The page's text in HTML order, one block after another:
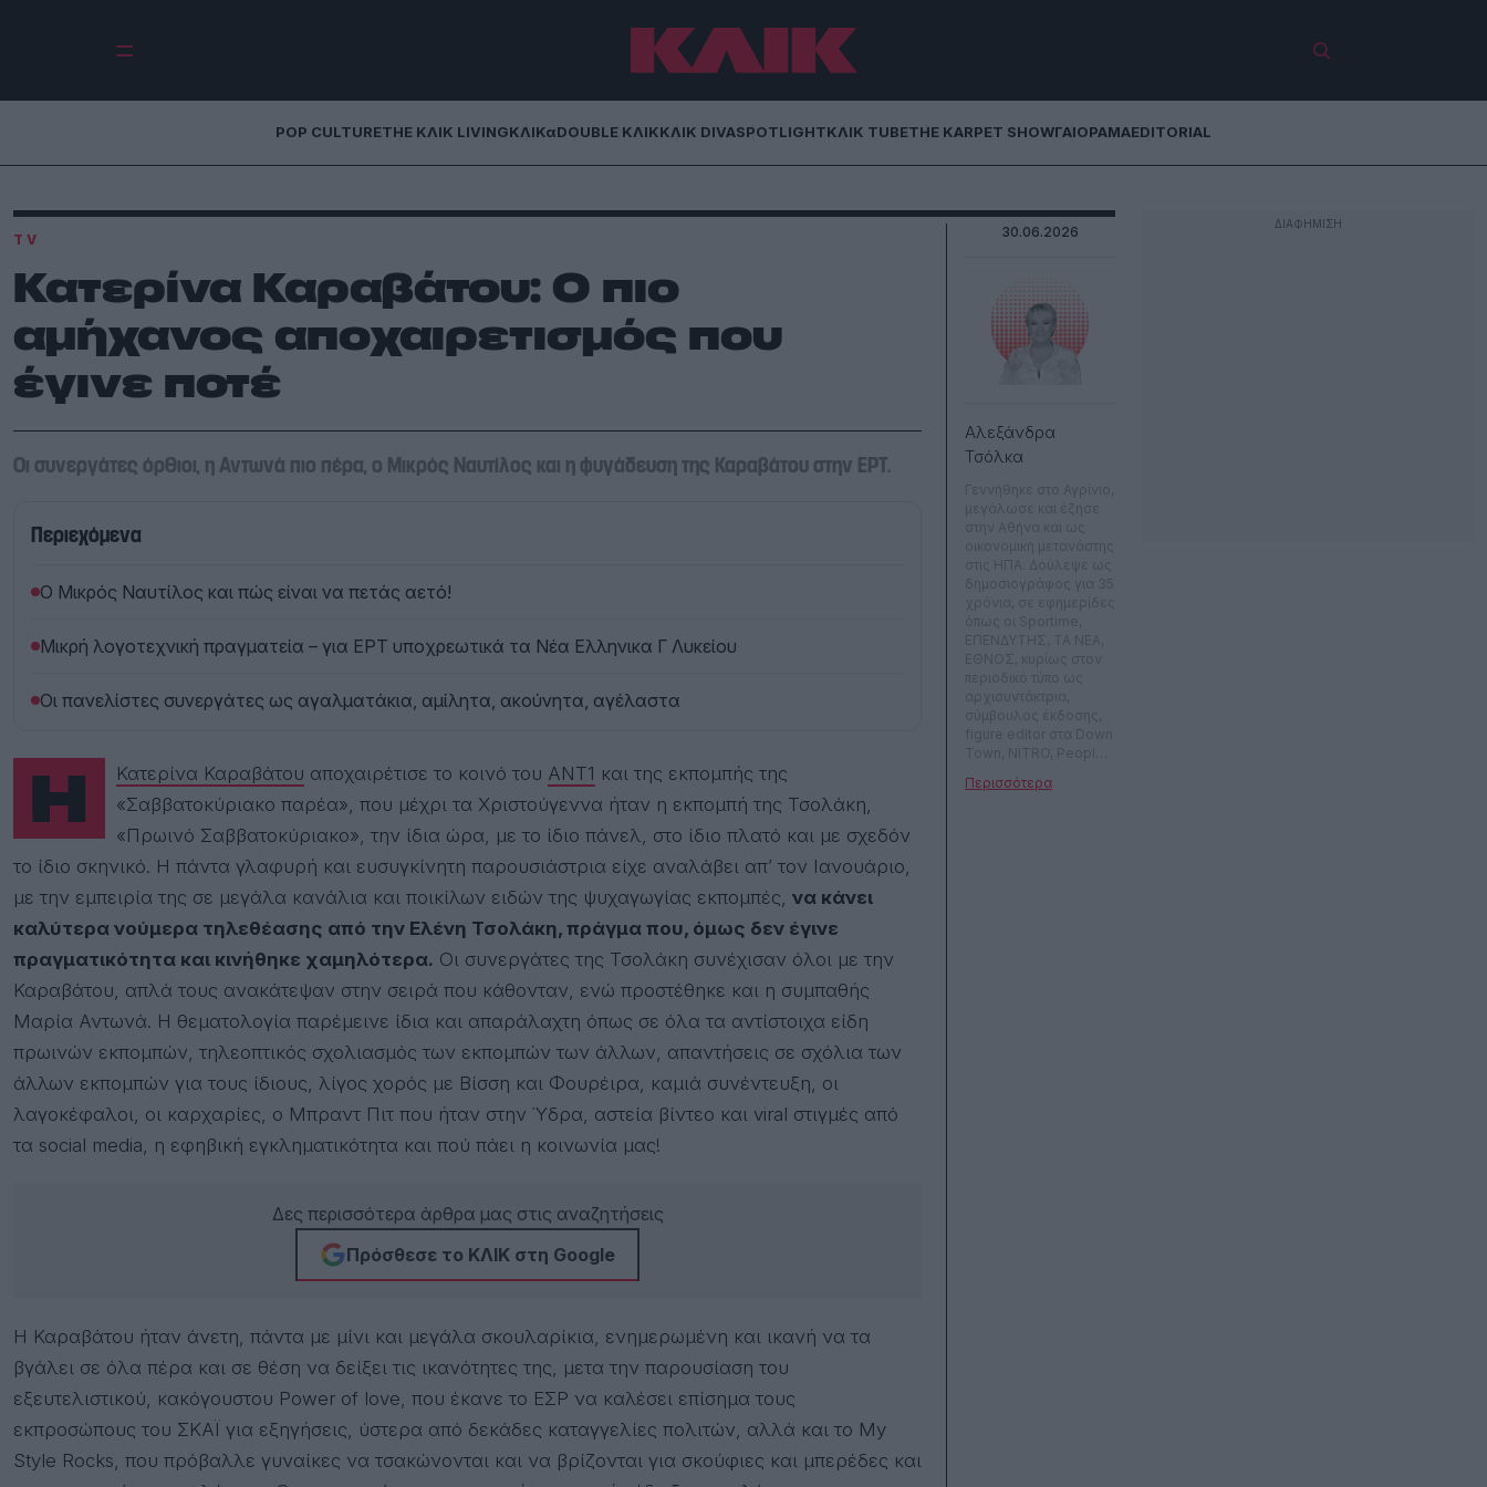
POP CULTURETHE ΚΛΙΚ LIVINGΚΛΙΚαDOUBLE ΚΛΙΚΚΛΙΚ DIVASPOTLIGHTΚΛΙΚ TUBETHE KARPET SHOWΓΑΙΟΡΑΜΑEDITORIAL
TV
Κατερίνα Καραβάτου: Ο πιο
αμήχανος αποχαιρετισμός που
έγινε ποτέ
Οι συνεργάτες όρθιοι, η Αντωνά πιο πέρα, ο Μικρός Ναυτίλος και η φυγάδευση της Καραβάτου στην ΕΡΤ.
Περιεχόμενα
Ο Μικρός Ναυτίλος και πώς είναι να πετάς αετό!
Μικρή λογοτεχνική πραγματεία – για ΕΡΤ υποχρεωτικά τα Νέα Ελληνικα Γ Λυκείου
Οι πανελίστες συνεργάτες ως αγαλματάκια, αμίλητα, ακούνητα, αγέλαστα
Η Κατερίνα Καραβάτου αποχαιρέτισε το κοινό του ΑΝΤ1 και της εκπομπής της
«Σαββατοκύριακο παρέα», που μέχρι τα Χριστούγεννα ήταν η εκπομπή της Τσολάκη,
«Πρωινό Σαββατοκύριακο», την ίδια ώρα, με το ίδιο πάνελ, στο ίδιο πλατό και με σχεδόν
το ίδιο σκηνικό. Η πάντα γλαφυρή και ευσυγκίνητη παρουσιάστρια είχε αναλάβει απ’ τον Ιανουάριο,
με την εμπειρία της σε μεγάλα κανάλια και ποικίλων ειδών της ψυχαγωγίας εκπομπές, να κάνει
καλύτερα νούμερα τηλεθέασης από την Ελένη Τσολάκη, πράγμα που, όμως δεν έγινε
πραγματικότητα και κινήθηκε χαμηλότερα. Οι συνεργάτες της Τσολάκη συνέχισαν όλοι με την
Καραβάτου, απλά τους ανακάτεψαν στην σειρά που κάθονταν, ενώ προστέθηκε και η συμπαθής
Μαρία Αντωνά. Η θεματολογία παρέμεινε ίδια και απαράλαχτη όπως σε όλα τα αντίστοιχα είδη
πρωινών εκπομπών, τηλεοπτικός σχολιασμός των εκπομπών των άλλων, απαντήσεις σε σχόλια των
άλλων εκπομπών για τους ίδιους, λίγος χορός με Βίσση και Φουρέιρα, καμιά συνέντευξη, οι
λαγοκέφαλοι, οι καρχαρίες, ο Μπραντ Πιτ που ήταν στην Ύδρα, αστεία βίντεο και viral στιγμές από
τα social media, η εφηβική εγκληματικότητα και πού πάει η κοινωνία μας!
Δες περισσότερα άρθρα μας στις αναζητήσεις
Πρόσθεσε το ΚΛΙΚ στη Google
Η Καραβάτου ήταν άνετη, πάντα με μίνι και μεγάλα σκουλαρίκια, ενημερωμένη και ικανή να τα
βγάλει σε όλα πέρα και σε θέση να δείξει τις ικανότητες της, μετα την παρουσίαση του
εξευτελιστικού, κακόγουστου Power of love, που έκανε το ΕΣΡ να καλέσει επίσημα τους
εκπροσώπους του ΣΚΑΪ για εξηγήσεις, ύστερα από δεκάδες καταγγελίες πολιτών, αλλά και το My
Style Rocks, που πρόβαλλε γυναίκες να τσακώνονται και να βρίζονται για σκούφιες και μπερέδες και
30.06.2026
Αλεξάνδρα
Τσόλκα
καλ. Έκανε